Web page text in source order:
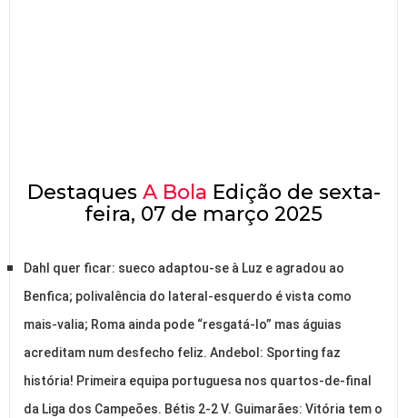
Destaques A Bola Edição de sexta-
feira, 07 de março 2025
Dahl quer ficar: sueco adaptou-se à Luz e agradou ao
Benfica; polivalência do lateral-esquerdo é vista como
mais-valia; Roma ainda pode “resgatá-lo” mas águias
acreditam num desfecho feliz. Andebol: Sporting faz
história! Primeira equipa portuguesa nos quartos-de-final
da Liga dos Campeões. Bétis 2-2 V. Guimarães: Vitória tem o